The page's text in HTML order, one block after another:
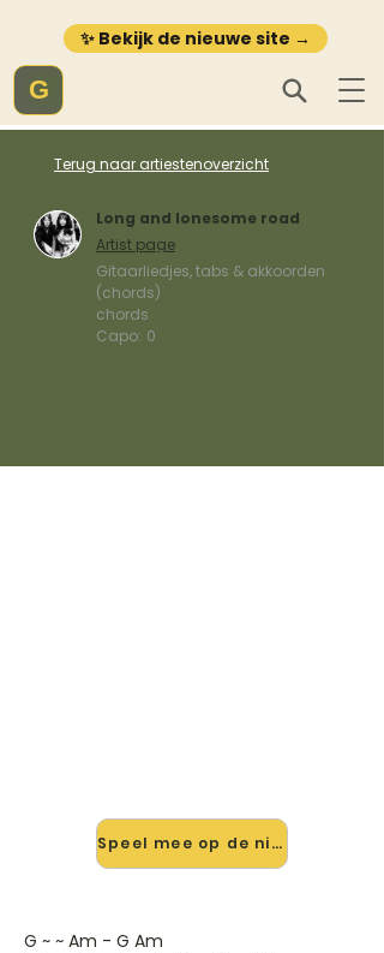
✨ Bekijk de nieuwe site →
G
Terug naar artiestenoverzicht
Long and lonesome road
Artist page
Gitaarliedjes, tabs & akkoorden
(chords)
chords
Capo: 0
Speel mee op de nieuwe site →
G ~ ~ Am - G Am